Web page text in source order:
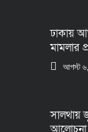
ঢাকায়
মামলার
আগস্ট
সালথায়